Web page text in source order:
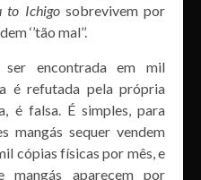
to Ichigo sobrevivem por
‘’tão mal’’.
encontrada em mil
é refutada pela própria
é falsa. É simples, para
mangás sequer vendem
cópias físicas por mês, e
mangás aparecem por